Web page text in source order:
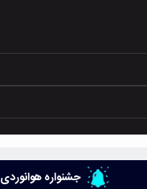
جشنواره هوانوردی